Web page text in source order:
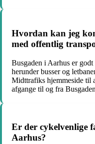
Hvordan kan jeg
med offentlig
Busgaden i Aarhus er
herunder busser og
Midttrafiks hjemmeside til
afgange til og fra
Er der cykelvenlige
Aarhus?